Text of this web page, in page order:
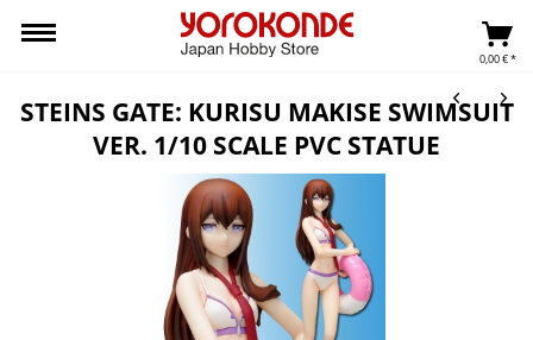
0,00 € *
STEINS GATE: KURISU MAKISE SWIMSUIT
VER. 1/10 SCALE PVC STATUE